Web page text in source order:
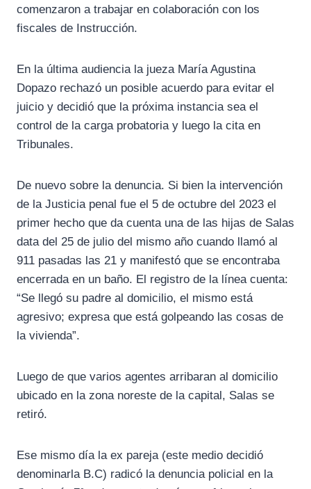
comenzaron a trabajar en colaboración con los
fiscales de Instrucción.
En la última audiencia la jueza María Agustina
Dopazo rechazó un posible acuerdo para evitar el
juicio y decidió que la próxima instancia sea el
control de la carga probatoria y luego la cita en
Tribunales.
De nuevo sobre la denuncia. Si bien la intervención
de la Justicia penal fue el 5 de octubre del 2023 el
primer hecho que da cuenta una de las hijas de Salas
data del 25 de julio del mismo año cuando llamó al
911 pasadas las 21 y manifestó que se encontraba
encerrada en un baño. El registro de la línea cuenta:
“Se llegó su padre al domicilio, el mismo está
agresivo; expresa que está golpeando las cosas de
la vivienda”.
Luego de que varios agentes arribaran al domicilio
ubicado en la zona noreste de la capital, Salas se
retiró.
Ese mismo día la ex pareja (este medio decidió
denominarla B.C) radicó la denuncia policial en la